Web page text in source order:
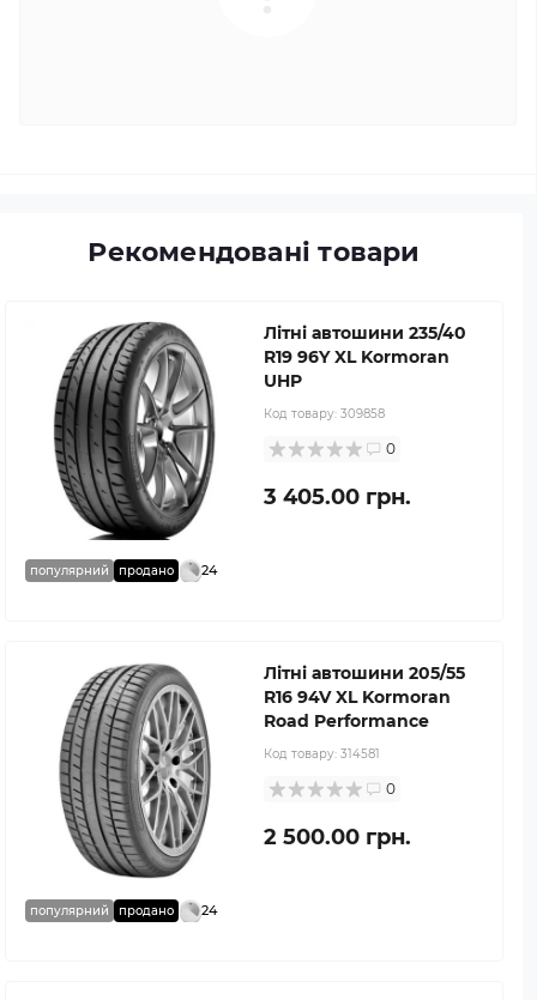
Рекомендовані товари
популярний продано 24
Літні автошини 235/40
R19 96Y XL Kormoran
UHP
Код товару: 309858
0
3 405.00 грн.
популярний продано 24
Літні автошини 205/55
R16 94V XL Kormoran
Road Performance
Код товару: 314581
0
2 500.00 грн.